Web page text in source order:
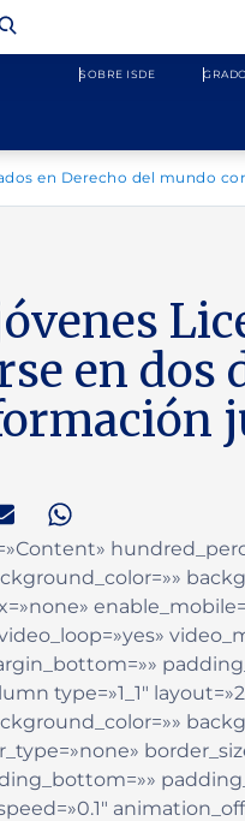
SOBRE ISDE
en Derecho del mundo
en dos
type=»1_1″